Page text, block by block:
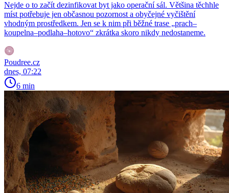
Nejde o to začít dezinfikovat byt jako operační sál. Většina těchhle
míst potřebuje jen občasnou pozornost a obyčejné vyčištění
vhodným prostředkem. Jen se k nim při běžné trase „prach–
koupelna–podlaha–hotovo“ zkrátka skoro nikdy nedostaneme.
Poudree.cz
dnes, 07:22
6 min